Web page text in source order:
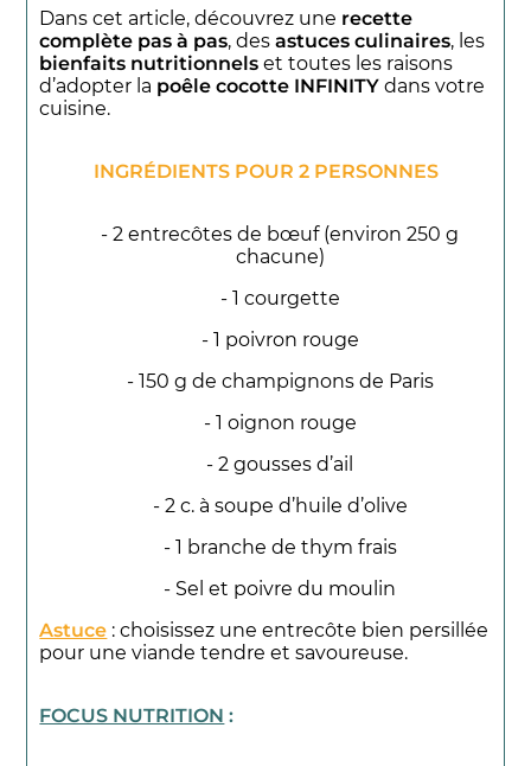
Dans cet article, découvrez une recette
complète pas à pas, desastuces culinaires, les
bienfaits nutritionnels et toutes les raisons
d’adopter la poêle cocotte INFINITY dans votre
cuisine.
INGRÉDIENTS POUR 2 PERSONNES
- 2 entrecôtes de bœuf (environ 250 g
chacune)
- 1 courgette
- 1 poivron rouge
- 150 g de champignons de Paris
- 1 oignon rouge
- 2 gousses d’ail
- 2 c. à soupe d’huile d’olive
- 1 branche de thym frais
- Sel et poivre du moulin
Astuce : choisissez une entrecôte bien persillée
pour une viande tendre et savoureuse.
FOCUS NUTRITION :